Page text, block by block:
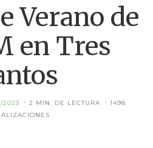
Verano de
en Tres
2023 2 MIN. DE LECTURA
1498